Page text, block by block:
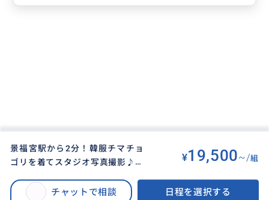
景福宮駅から2分！韓服チマチョ
ゴリを着てスタジオ写真撮影♪韓
用＋景福宮入場料込みでお得！
¥19,500~/組
チャットで相談 日程を選択する
[景福宮駅から2分！韓服チマチョゴリを着てスタジオ写真撮影♪】韓服レン
タル予約＋スタジオ撮影費用＋景福宮入場料込みでお得！